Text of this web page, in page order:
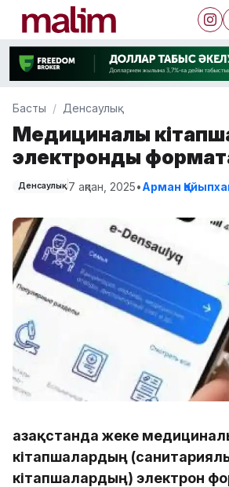
Басты Денсаулық
Медициналық
электронды
Денсаулық 7 ақпан, 2025•Арман
Қазақстанда жеке
кітапшалардың
кітапшалардың) электрон